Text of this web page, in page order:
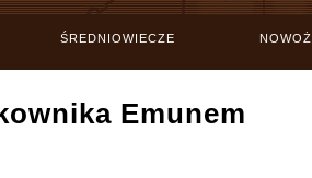
ŚREDNIOWIECZE
Emunem